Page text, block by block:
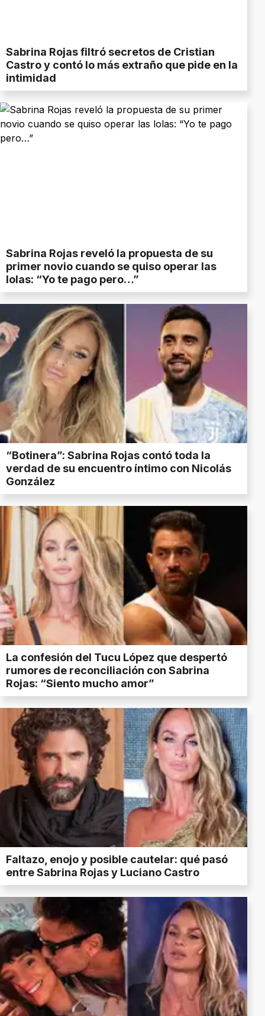
Sabrina Rojas filtró secretos de Cristian
Castro y contó lo más extraño que pide en la
intimidad
Sabrina Rojas reveló la propuesta de su
primer novio cuando se quiso operar las
lolas: “Yo te pago pero…”
“Botinera”: Sabrina Rojas contó toda la
verdad de su encuentro íntimo con Nicolás
González
La confesión del Tucu López que despertó
rumores de reconciliación con Sabrina
Rojas: “Siento mucho amor”
Faltazo, enojo y posible cautelar: qué pasó
entre Sabrina Rojas y Luciano Castro